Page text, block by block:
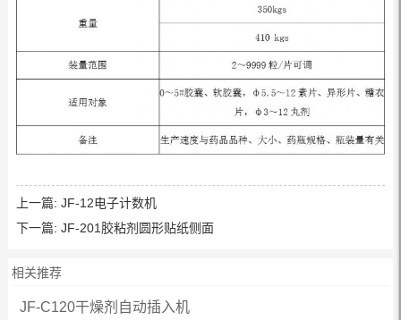
上一篇: JF-12电子计数机
下一篇: JF-201胶粘剂圆形贴纸侧面
相关推荐
JF-C120干燥剂自动插入机